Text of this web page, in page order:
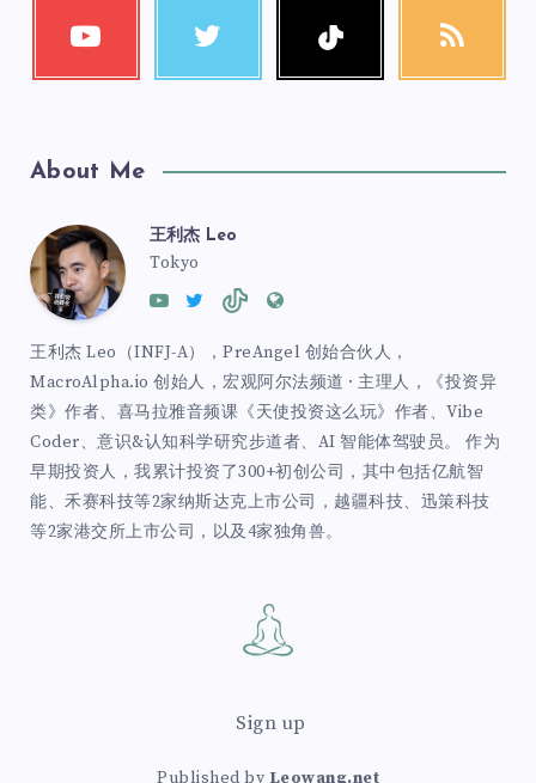
About Me
王利杰 Leo
Tokyo
王利杰 Leo（INFJ-A），PreAngel 创始合伙人，
MacroAlpha.io 创始人，宏观阿尔法频道 · 主理人，《投资异
类》作者、喜马拉雅音频课《天使投资这么玩》作者、Vibe
Coder、意识&认知科学研究步道者、AI 智能体驾驶员。 作为
早期投资人，我累计投资了300+初创公司，其中包括亿航智
能、禾赛科技等2家纳斯达克上市公司，越疆科技、迅策科技
等2家港交所上市公司，以及4家独角兽。
Sign up
Published by Leowang.net